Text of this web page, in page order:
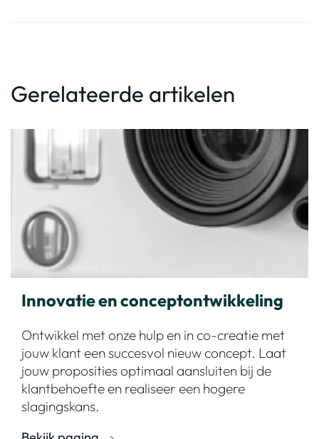
Gerelateerde artikelen
Innovatie en conceptontwikkeling
Ontwikkel met onze hulp en in co-creatie met
jouw klant een succesvol nieuw concept. Laat
jouw proposities optimaal aansluiten bij de
klantbehoefte en realiseer een hogere
slagingskans.